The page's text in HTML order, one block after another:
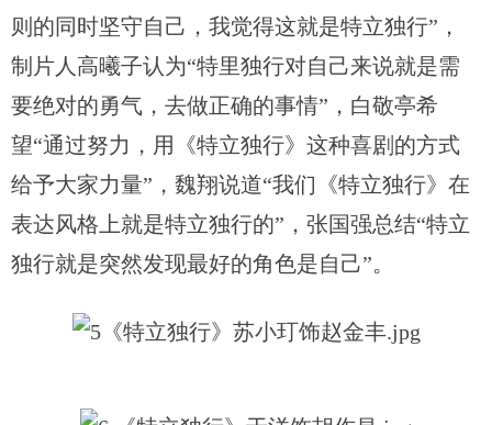
则的同时坚守自己，我觉得这就是特立独行”，
制片人高曦子认为“特里独行对自己来说就是需
要绝对的勇气，去做正确的事情”，白敬亭希
望“通过努力，用《特立独行》这种喜剧的方式
给予大家力量”，魏翔说道“我们《特立独行》在
表达风格上就是特立独行的”，张国强总结“特立
独行就是突然发现最好的角色是自己”。